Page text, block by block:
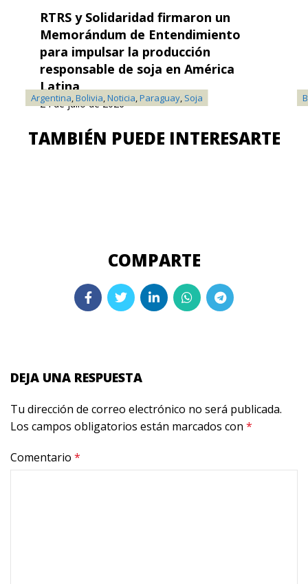
Argentina,Bolivia,Noticia,Paraguay, Soja
RTRS y Solidaridad firmaron un
Memorándum de Entendimiento
para impulsar la producción
responsable de soja en América
Latina
24 de julio de 2026
TAMBIÉN PUEDE INTERESARTE
DEJA UNA RESPUESTA
Tu dirección de correo electrónico no será publicada.
Los campos obligatorios están marcados con *
Comentario *